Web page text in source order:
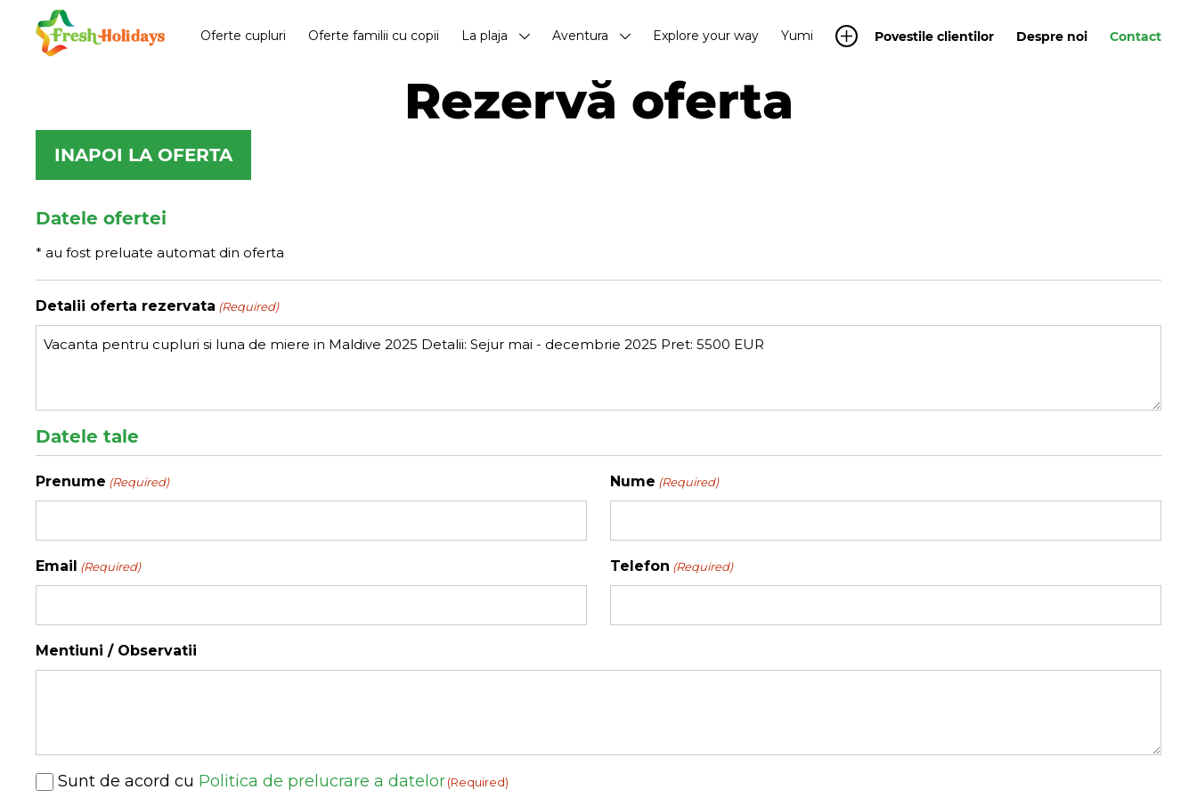
Oferte cupluri Oferte familii cu copii La plaja Aventura Explore your way Yumi Povestile clientilor Despre noi Contact
Rezervă oferta
INAPOI LA OFERTA
Datele ofertei
* au fost preluate automat din oferta
Detalii oferta rezervata (Required)
Datele tale
Prenume (Required) Nume (Required)
Email (Required) Telefon (Required)
Mentiuni / Observatii
Consent
Sunt de acord cu Politica de prelucrare a datelor(Required)